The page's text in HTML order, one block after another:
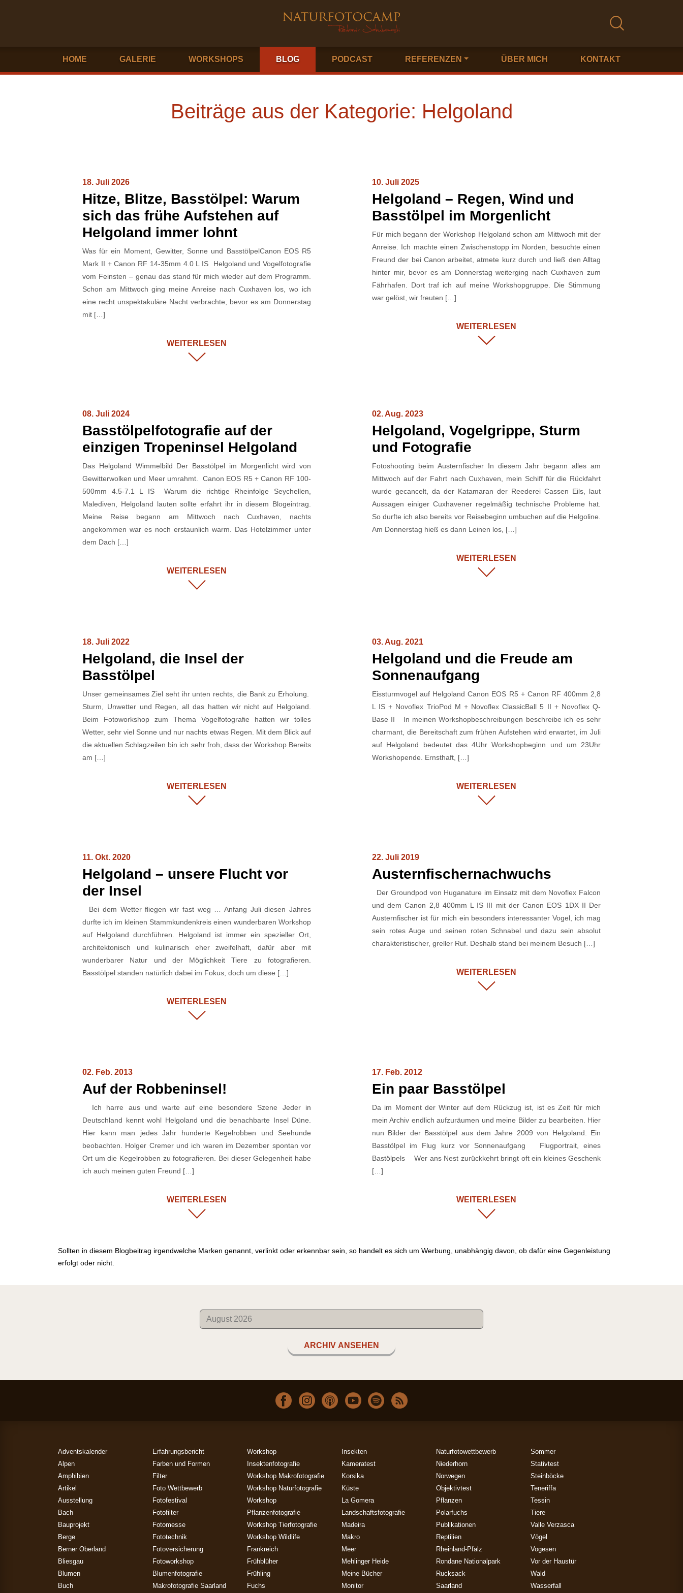
HOME GALERIE WORKSHOPS BLOG PODCAST REFERENZEN ÜBER MICH KONTAKT
Beiträge aus der Kategorie: Helgoland
18. Juli 2026
Hitze, Blitze, Basstölpel: Warum
sich das frühe Aufstehen auf
Helgoland immer lohnt
Was für ein Moment, Gewitter, Sonne und BasstölpelCanon EOS R5
Mark II + Canon RF 14-35mm 4.0 L IS Helgoland und Vogelfotografie
vom Feinsten – genau das stand für mich wieder auf dem Programm.
Schon am Mittwoch ging meine Anreise nach Cuxhaven los, wo ich
eine recht unspektakuläre Nacht verbrachte, bevor es am Donnerstag
mit […]
WEITERLESEN
10. Juli 2025
Helgoland – Regen, Wind und
Basstölpel im Morgenlicht
Für mich begann der Workshop Helgoland schon am Mittwoch mit der
Anreise. Ich machte einen Zwischenstopp im Norden, besuchte einen
Freund der bei Canon arbeitet, atmete kurz durch und ließ den Alltag
hinter mir, bevor es am Donnerstag weiterging nach Cuxhaven zum
Fährhafen. Dort traf ich auf meine Workshopgruppe. Die Stimmung
war gelöst, wir freuten […]
WEITERLESEN
08. Juli 2024
Basstölpelfotografie auf der
einzigen Tropeninsel Helgoland
Das Helgoland Wimmelbild Der Basstölpel im Morgenlicht wird von
Gewitterwolken und Meer umrahmt. Canon EOS R5 + Canon RF 100-
500mm 4.5-7.1 L IS Warum die richtige Rheinfolge Seychellen,
Malediven, Helgoland lauten sollte erfahrt ihr in diesem Blogeintrag.
Meine Reise begann am Mittwoch nach Cuxhaven, nachts
angekommen war es noch erstaunlich warm. Das Hotelzimmer unter
dem Dach […]
WEITERLESEN
02. Aug. 2023
Helgoland, Vogelgrippe, Sturm
und Fotografie
Fotoshooting beim Austernfischer In diesem Jahr begann alles am
Mittwoch auf der Fahrt nach Cuxhaven, mein Schiff für die Rückfahrt
wurde gecancelt, da der Katamaran der Reederei Cassen Eils, laut
Aussagen einiger Cuxhavener regelmäßig technische Probleme hat.
So durfte ich also bereits vor Reisebeginn umbuchen auf die Helgoline.
Am Donnerstag hieß es dann Leinen los, […]
WEITERLESEN
18. Juli 2022
Helgoland, die Insel der
Basstölpel
Unser gemeinsames Ziel seht ihr unten rechts, die Bank zu Erholung.
Sturm, Unwetter und Regen, all das hatten wir nicht auf Helgoland.
Beim Fotoworkshop zum Thema Vogelfotografie hatten wir tolles
Wetter, sehr viel Sonne und nur nachts etwas Regen. Mit dem Blick auf
die aktuellen Schlagzeilen bin ich sehr froh, dass der Workshop Bereits
am […]
WEITERLESEN
03. Aug. 2021
Helgoland und die Freude am
Sonnenaufgang
Eissturmvogel auf Helgoland Canon EOS R5 + Canon RF 400mm 2,8
L IS + Novoflex TrioPod M + Novoflex ClassicBall 5 II + Novoflex Q-
Base II In meinen Workshopbeschreibungen beschreibe ich es sehr
charmant, die Bereitschaft zum frühen Aufstehen wird erwartet, im Juli
auf Helgoland bedeutet das 4Uhr Workshopbeginn und um 23Uhr
Workshopende. Ernsthaft, […]
WEITERLESEN
11. Okt. 2020
Helgoland – unsere Flucht vor
der Insel
Bei dem Wetter fliegen wir fast weg … Anfang Juli diesen Jahres
durfte ich im kleinen Stammkundenkreis einen wunderbaren Workshop
auf Helgoland durchführen. Helgoland ist immer ein spezieller Ort,
architektonisch und kulinarisch eher zweifelhaft, dafür aber mit
wunderbarer Natur und der Möglichkeit Tiere zu fotografieren.
Basstölpel standen natürlich dabei im Fokus, doch um diese […]
WEITERLESEN
22. Juli 2019
Austernfischernachwuchs
Der Groundpod von Huganature im Einsatz mit dem Novoflex Falcon
und dem Canon 2,8 400mm L IS III mit der Canon EOS 1DX II Der
Austernfischer ist für mich ein besonders interessanter Vogel, ich mag
sein rotes Auge und seinen roten Schnabel und dazu sein absolut
charakteristischer, greller Ruf. Deshalb stand bei meinem Besuch […]
WEITERLESEN
02. Feb. 2013
Auf der Robbeninsel!
Ich harre aus und warte auf eine besondere Szene Jeder in
Deutschland kennt wohl Helgoland und die benachbarte Insel Düne.
Hier kann man jedes Jahr hunderte Kegelrobben und Seehunde
beobachten. Holger Cremer und ich waren im Dezember spontan vor
Ort um die Kegelrobben zu fotografieren. Bei dieser Gelegenheit habe
ich auch meinen guten Freund […]
WEITERLESEN
17. Feb. 2012
Ein paar Basstölpel
Da im Moment der Winter auf dem Rückzug ist, ist es Zeit für mich
mein Archiv endlich aufzuräumen und meine Bilder zu bearbeiten. Hier
nun Bilder der Basstölpel aus dem Jahre 2009 von Helgoland. Ein
Basstölpel im Flug kurz vor Sonnenaufgang Flugportrait, eines
Bastölpels Wer ans Nest zurückkehrt bringt oft ein kleines Geschenk
[…]
WEITERLESEN
Sollten in diesem Blogbeitrag irgendwelche Marken genannt, verlinkt oder erkennbar sein, so handelt es sich um Werbung, unabhängig davon, ob dafür eine Gegenleistung
erfolgt oder nicht.
ARCHIV ANSEHEN
Adventskalender
Alpen
Amphibien
Artikel
Ausstellung
Bach
Bauprojekt
Berge
Berner Oberland
Bliesgau
Blumen
Buch
Erfahrungsbericht
Farben und Formen
Filter
Foto Wettbewerb
Fotofestival
Fotofilter
Fotomesse
Fototechnik
Fotoversicherung
Fotoworkshop
Blumenfotografie
Makrofotografie Saarland
Workshop
Insektenfotografie
Workshop Makrofotografie
Workshop Naturfotografie
Workshop
Pflanzenfotografie
Workshop Tierfotografie
Workshop Wildlife
Frankreich
Frühblüher
Frühling
Fuchs
Insekten
Kameratest
Korsika
Küste
La Gomera
Landschaftsfotografie
Madeira
Makro
Meer
Mehlinger Heide
Meine Bücher
Monitor
Naturfotowettbewerb
Niederhorn
Norwegen
Objektivtest
Pflanzen
Polarfuchs
Publikationen
Reptilien
Rheinland-Pfalz
Rondane Nationalpark
Rucksack
Saarland
Sommer
Stativtest
Steinböcke
Teneriffa
Tessin
Tiere
Valle Verzasca
Vögel
Vogesen
Vor der Haustür
Wald
Wasserfall